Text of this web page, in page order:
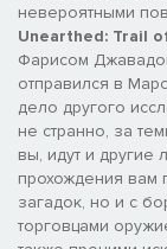
невероятными
Unearthed: Trail
Фарисом
отправился в
дело другого
не странно, за
вы, идут и
прохождения вам
загадок, но и с
торговцами